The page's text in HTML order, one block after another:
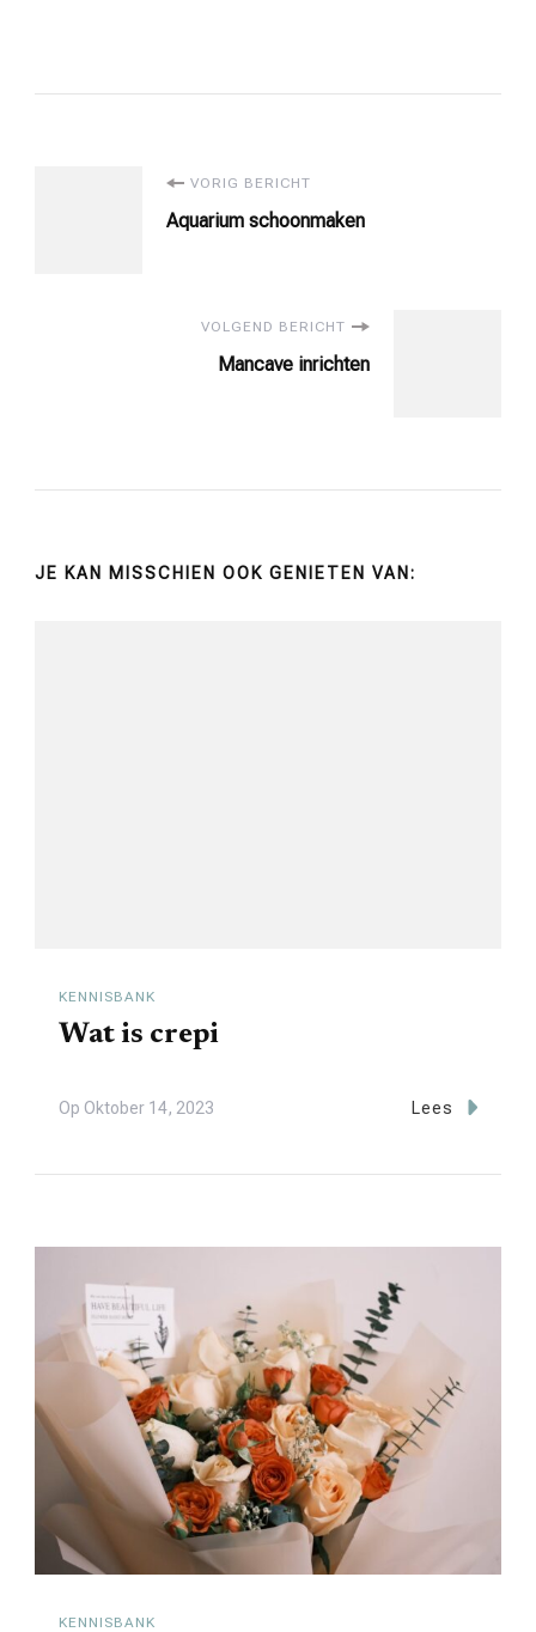
Bericht VORIG BERICHT
Aquarium schoonmaken
VOLGEND BERICHT
Mancave inrichten
JE KAN MISSCHIEN OOK GENIETEN VAN:
KENNISBANK
Wat is crepi
Op Oktober 14, 2023 Lees
KENNISBANK